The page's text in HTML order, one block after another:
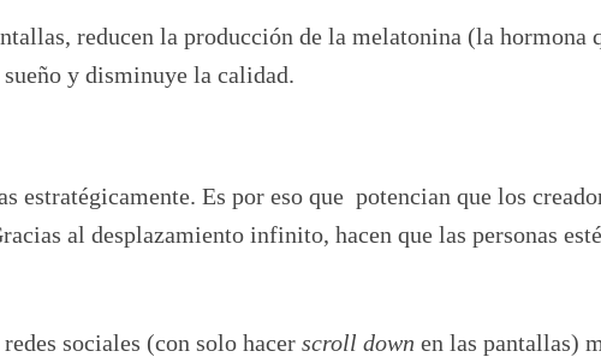
reducen la producción de la melatonina (la hormona
y disminuye la calidad.
estratégicamente. Es por eso que potencian que los
al desplazamiento infinito, hacen que las personas
sociales (con solo hacer scroll down en las pantallas)